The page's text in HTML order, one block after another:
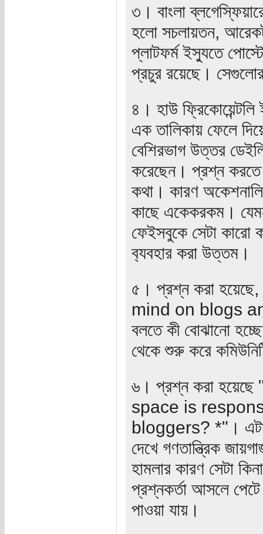
৩। বাংলা
হলো সচলায়তন,
প্লাটফর্ম ইস‍্যুতে
প্রচুর রয়েছে।
৪। হাউ
এক তালিকায় ফেলে
বেশিরভাগ উত্তর
করেছেন। প্রশ্ন করতে
কথা। কারণ
কাছে একেকরকম। যেমন
ফেইসবুকে সেটা কারো
ব‍্যবহার করা উত্তম।
৫। প্রশ্ন করা
mind on blogs
বলতে কী বোঝানো
থেকে শুরু করে
৬। প্রশ্ন করা
space is
bloggers? *"। এটা
দেখে গণতান্ত্রিক
হামলার কারণ সেটা
প্রশ্নকর্তা আসলে পেটে
পাওয়া যায়।